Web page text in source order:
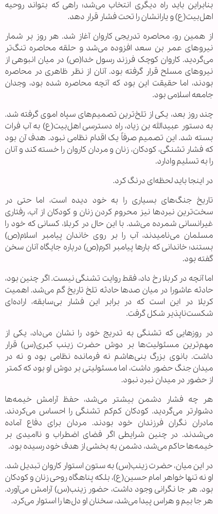
بنابراین باید راه دیگری انتخاب می‌شد؛ راهی که بتواند روحیه
اهل‌بیت(ع) و یارانشان را تحت فشار قرار دهد.
از همین رو، محاصره تدریجی کاروان آغاز شد. هر روز بر شمار
نیروهای عمر بن سعد افزوده می‌شد و حلقه محاصره تنگ‌تر
می‌گردید. کاروان کوچک فرزند رسول خدا(ص) در میان انبوهی از
نیروهای مسلح قرار گرفته بود. آنان از نظر ظاهری در محاصره
بودند، اما حقیقت این بود که آنچه محاصره شده بود، وجدان
جامعه اسلامی بود.
چند روز بعد، یکی از تلخ‌ترین تصمیم‌های سپاه اموی گرفته شد.
به دستور عبیدالله بن زیاد، راه دسترسی اهل‌بیت(ع) به آب فرات
بسته شد. این تصمیم صرفاً یک اقدام نظامی نبود. هدف آن بود
که فشار تشنگی، کودکان، زنان و مردان کاروان را خسته کند و آنان
را به تسلیم وادارد.
در اینجا باید لحظه‌ای درنگ کرد.
تاریخ جنگ‌های بسیاری را به خود دیده است، اما حتی در
سخت‌ترین نبردها نیز محروم کردن زنان و کودکان از آب، رفتاری
غیرانسانی شمرده می‌شد. با این حال در کربلا، کسانی که خود را
مسلمان می‌نامیدند، آب را بر روی خاندان پیامبر اسلام(ص)
بستند؛ خاندانی که بارها پیامبر اکرم(ص) درباره جایگاه آنان سخن
گفته بود.
اما آنچه در کربلا رخ داد، فقط روایت تشنگی نیست. اگر چنین بود،
حادثه عاشورا در میان صدها حادثه تلخ تاریخ گم می‌شد. اهمیت
کربلا در این است که در برابر این فشار بی‌سابقه، اراده‌ای
شکست‌ناپذیر شکل گرفت.
در روزهایی که تشنگی به تدریج خود را نشان می‌داد، یکی از
مهم‌ترین مسئولیت‌ها بر دوش حضرت زینب کبری(س) قرار
داشت. بانوی بزرگ بنی‌هاشم نه فرمانده نظامی بود و نه در
میدان جنگ حضور داشت، اما مسئولیتی بر دوش او بود که کمتر
از حضور در میدان نبرد نبود.
هر چه فشار دشمن بیشتر می‌شد، حفظ آرامش خیمه‌ها
دشوارتر می‌گردید. کودکان کم‌کم تشنگی را احساس می‌کردند.
مادران نگران فرزندان خود بودند. مردان برای دفاع آماده
می‌شدند. در چنین شرایطی اگر فضای اضطراب و ناامیدی بر
خیمه‌ها حاکم می‌شد، دشمن به بخشی از هدف خود رسیده بود.
در این میان، حضرت زینب(س) به ستون استوار کاروان تبدیل شد.
او نه تنها خواهر امام حسین(ع)، بلکه پناهگاه روحی زنان و کودکان
بود. هر جا نگرانی وجود داشت، حضور زینب(س) آرامش می‌آورد.
هر جا بیم و هراس پیدا می‌شد، سخنان او دل‌ها را استوار می‌کرد.